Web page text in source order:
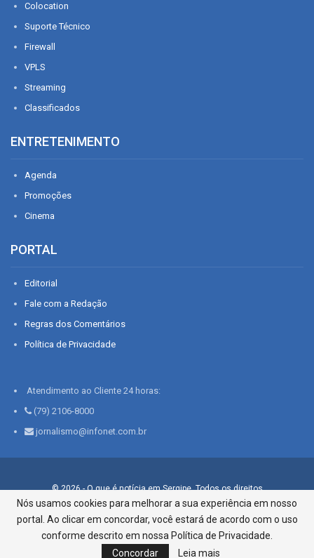
Colocation
Suporte Técnico
Firewall
VPLS
Streaming
Classificados
ENTRETENIMENTO
Agenda
Promoções
Cinema
PORTAL
Editorial
Fale com a Redação
Regras dos Comentários
Política de Privacidade
Atendimento ao Cliente 24 horas:
(79) 2106-8000
jornalismo@infonet.com.br
© 2026 - O que é notícia em Sergipe. Todos os direitos
reservados.
Infonet - Rua Monsenhor Silveira 276, Bairro São José |
Aracaju-SE, CEP 49015-030, Fone: 79.2106.8000 - CI Centro de
Informações LTDA
Nós usamos cookies para melhorar a sua experiência em nosso
portal. Ao clicar em concordar, você estará de acordo com o uso
conforme descrito em nossa Política de Privacidade.
Concordar
Leia mais